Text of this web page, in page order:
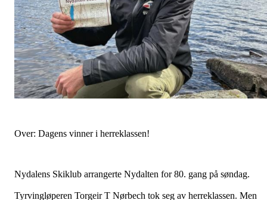
Over: Dagens vinner i herreklassen!
Nydalens Skiklub arrangerte Nydalten for 80. gang på søndag.
Tyrvingløperen Torgeir T Nørbech tok seg av herreklassen. Men